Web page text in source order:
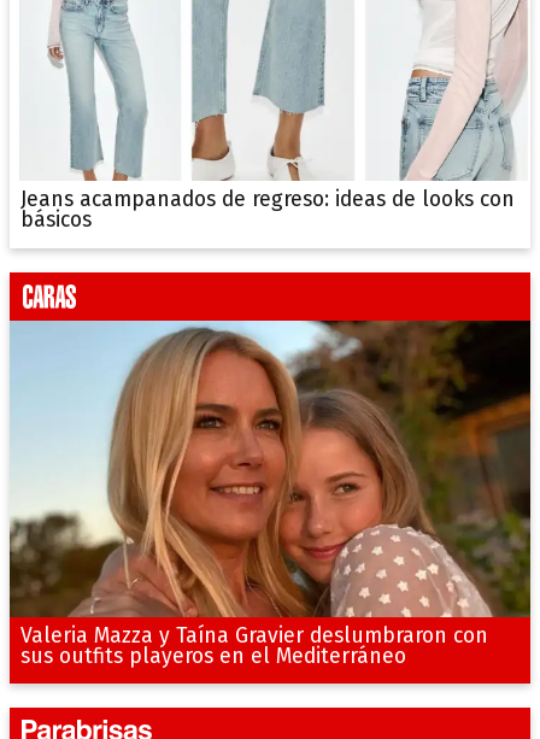
Jeans acampanados de regreso: ideas de looks con
básicos
Valeria Mazza y Taína Gravier deslumbraron con
sus outfits playeros en el Mediterráneo